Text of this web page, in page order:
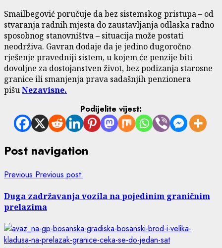
Smailbegović poručuje da bez sistemskog pristupa – od
stvaranja radnih mjesta do zaustavljanja odlaska radno
sposobnog stanovništva – situacija može postati
neodrživa. Gavran dodaje da je jedino dugoročno
rješenje pravedniji sistem, u kojem će penzije biti
dovoljne za dostojanstven život, bez podizanja starosne
granice ili smanjenja prava sadašnjih penzionera
pišuNezavisne.
Podijelite vijest:
Post navigation
Previous Previous post:
Duga zadržavanja vozila na pojedinim graničnim
prelazima